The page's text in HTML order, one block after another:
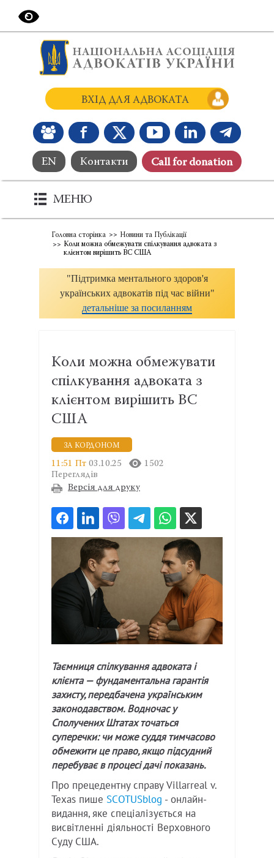
EN Контакти Сall for donation
ВХІД ДЛЯ АДВОКАТА
МЕНЮ
Головна сторінка
Новини та Публікації
Коли можна обмежувати спілкування адвоката з
клієнтом вирішить ВС США
"Підтримка ментального здоров'я
українських адвокатів під час війни"
детальніше за посиланням
Коли можна обмежувати
спілкування адвоката з
клієнтом вирішить ВС
США
ЗА КОРДОНОМ
11:51 Пт 03.10.25
1502
Переглядів
Версія для друку
Таємниця спілкування адвоката і
клієнта — фундаментальна гарантія
захисту, передбачена українським
законодавством. Водночас у
Сполучених Штатах точаться
суперечки: чи може суддя тимчасово
обмежити це право, якщо підсудний
перебуває в процесі дачі показань.
Про прецедентну справу Villarreal v.
Texas пише SCOTUSblog - онлайн-
видання, яке спеціалізується на
висвітленні діяльності Верховного
Суду США.